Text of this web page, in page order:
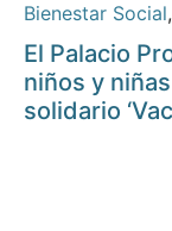
Bienestar Social,
El Palacio
niños y
solidario